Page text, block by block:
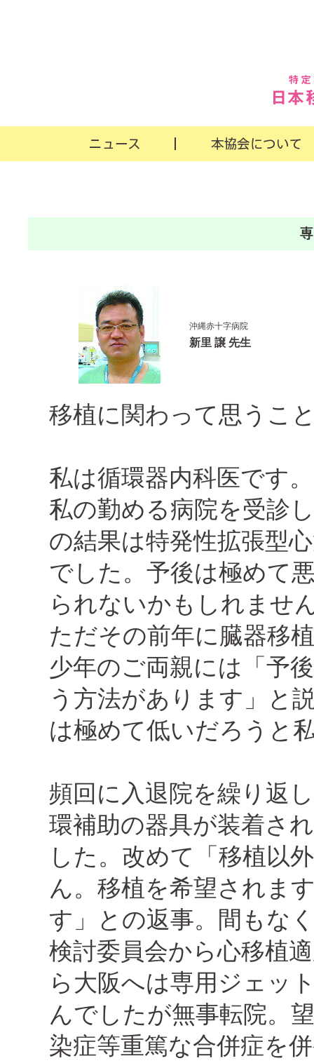
沖縄赤十字病院
新里 譲 先生
移植に関わって思うこ
私は循環器内科医です
私の勤める病院を受診
の結果は特発性拡張型
でした。予後は極めて
られないかもしれませ
ただその前年に臓器移
少年のご両親には「予
う方法があります」と
は極めて低いだろうと
頻回に入退院を繰り返
環補助の器具が装着さ
した。改めて「移植以
ん。移植を希望されま
す」との返事。間もな
検討委員会から心移植
ら大阪へは専用ジェッ
んでしたが無事転院。
染症等重篤な合併症を